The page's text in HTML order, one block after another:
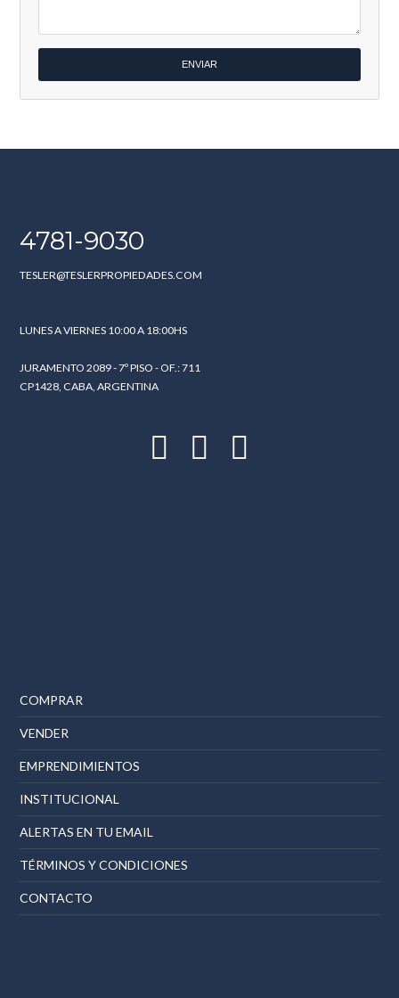
4781-9030
TESLER@TESLERPROPIEDADES.COM
LUNES A VIERNES 10:00 A 18:00HS
JURAMENTO 2089 - 7º PISO - OF.: 711
CP1428, CABA, ARGENTINA
COMPRAR
VENDER
EMPRENDIMIENTOS
INSTITUCIONAL
ALERTAS EN TU EMAIL
TÉRMINOS Y CONDICIONES
CONTACTO